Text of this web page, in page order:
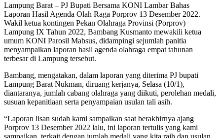
Lampung Barat – PJ Bupati Bersama KONI Lambar Bahas
Laporan Hasil Agenda Olah Raga Porprov 13 Desember 2022.
Wakil ketua kontingen Pekan Olahraga Provinsi (Porprov)
Lampung IX Tahun 2022, Bambang Kusmanto mewakili ketua
umum KONI Parosil Mabsus, didampingi sejumlah panitia
menyampaikan laporan hasil agenda olahraga empat tahunan
terbesar di Lampung tersebut.
Bambang, mengatakan, dalam laporan yang diterima PJ bupati
Lampung Barat Nukman, diruang kerjanya, Selasa (10/1),
diantaranya, jumlah cabang olahraga yang diikuti, perolehan medali,
susuan kepanitiaan serta penyampaian usulan tali asih.
“Laporan lisan sudah kami sampaikan saat berakhirnya ajang
Porprov 13 Desember 2022 lalu, ini laporan tertulis yang kami